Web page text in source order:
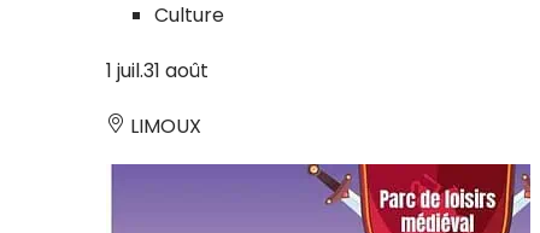
Culture
1 juil.31 août
LIMOUX